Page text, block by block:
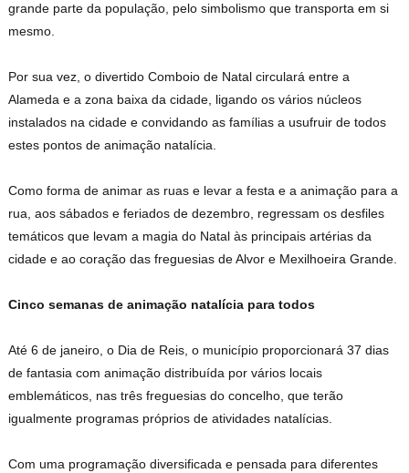
grande parte da população, pelo simbolismo que transporta em si
mesmo.
Por sua vez, o divertido Comboio de Natal circulará entre a
Alameda e a zona baixa da cidade, ligando os vários núcleos
instalados na cidade e convidando as famílias a usufruir de todos
estes pontos de animação natalícia.
Como forma de animar as ruas e levar a festa e a animação para a
rua, aos sábados e feriados de dezembro, regressam os desfiles
temáticos que levam a magia do Natal às principais artérias da
cidade e ao coração das freguesias de Alvor e Mexilhoeira Grande.
Cinco semanas de animação natalícia para todos
Até 6 de janeiro, o Dia de Reis, o município proporcionará 37 dias
de fantasia com animação distribuída por vários locais
emblemáticos, nas três freguesias do concelho, que terão
igualmente programas próprios de atividades natalícias.
Com uma programação diversificada e pensada para diferentes